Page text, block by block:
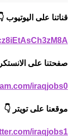
قناتنا على اليوتيوب
صفحتنا على
iraqjobs0/
موقعنا على تويتر 👇
iraqjobs1